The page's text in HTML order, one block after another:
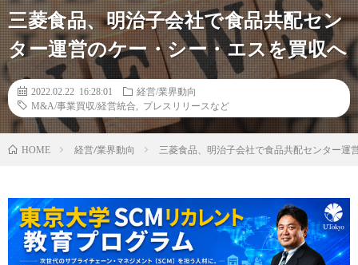
三菱食品、明治子会社で食品共配セン
ター運営のケー・シー・エスを買収へ
2022.02.22 16:28:01
経営/業界動向
M&A/事業買収/経営統合
プレスリリースなど
HOME 経営/業界動向 三菱食品、明治子会社で食品共配センター運